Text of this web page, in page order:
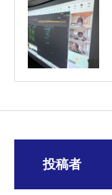
投稿者